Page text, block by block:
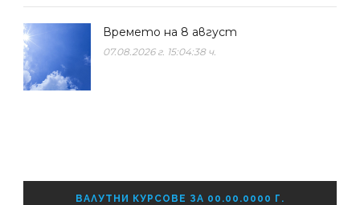
Времето на 8 август
07.08.2026 г. 15:04:38 ч.
ВАЛУТНИ КУРСОВЕ ЗА 00.00.0000 Г.